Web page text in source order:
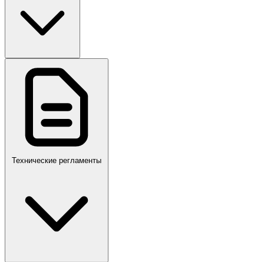
ПР,Р,ПМГ,РМГ
Технические регламенты